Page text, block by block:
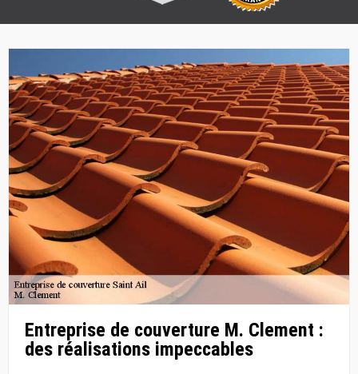
Entreprise de couverture M. Clement :
des réalisations impeccables